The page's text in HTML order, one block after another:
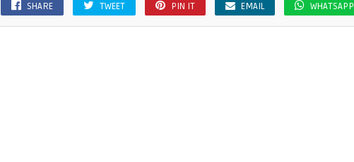
SHARE TWEET PIN IT EMAIL WHATSAPP